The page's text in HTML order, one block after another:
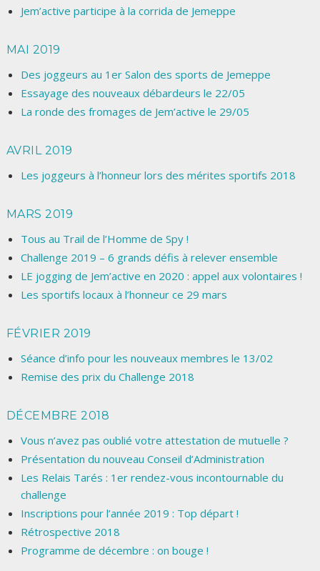
Jem’active participe à la corrida de Jemeppe
MAI 2019
Des joggeurs au 1er Salon des sports de Jemeppe
Essayage des nouveaux débardeurs le 22/05
La ronde des fromages de Jem’active le 29/05
AVRIL 2019
Les joggeurs à l’honneur lors des mérites sportifs 2018
MARS 2019
Tous au Trail de l’Homme de Spy !
Challenge 2019 – 6 grands défis à relever ensemble
LE jogging de Jem’active en 2020 : appel aux volontaires !
Les sportifs locaux à l’honneur ce 29 mars
FÉVRIER 2019
Séance d’info pour les nouveaux membres le 13/02
Remise des prix du Challenge 2018
DÉCEMBRE 2018
Vous n’avez pas oublié votre attestation de mutuelle ?
Présentation du nouveau Conseil d’Administration
Les Relais Tarés : 1er rendez-vous incontournable du
challenge
Inscriptions pour l’année 2019 : Top départ !
Rétrospective 2018
Programme de décembre : on bouge !